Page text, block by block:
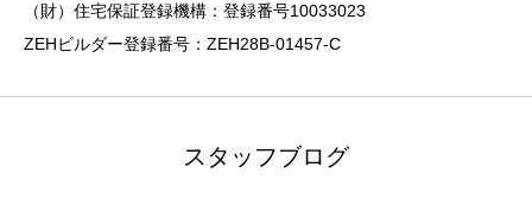
（財）住宅保証登録機構：登録番号10033023
ZEHビルダー登録番号：ZEH28B-01457-C
スタッフブログ